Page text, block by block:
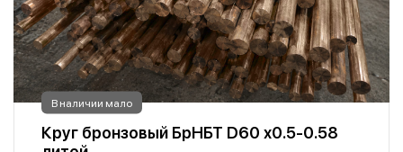
В наличии мало
Круг бронзовый БрНБТ D60 х0.5-0.58